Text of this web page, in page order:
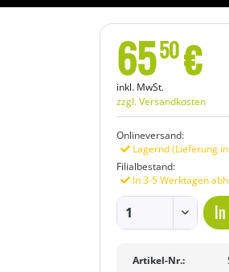
6550€
inkl. MwSt.
zzgl. Versandkosten
Onlineversand:
Lagernd (Lieferung
Filialbestand:
In 3-5 Werktagen
Artikel-Nr.: